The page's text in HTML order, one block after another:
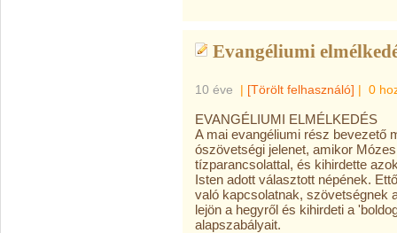
Evangéliumi
10 éve | [Törölt felhasználó] | 0
EVANGÉLIUMI ELMÉLKEDÉS
A mai evangéliumi rész bevezető
ószövetségi jelenet, amikor
tízparancsolattal, és kihirdette
Isten adott választott népének.
való kapcsolatnak, szövetségnek
lejön a hegyről és kihirdeti a
alapszabályait.